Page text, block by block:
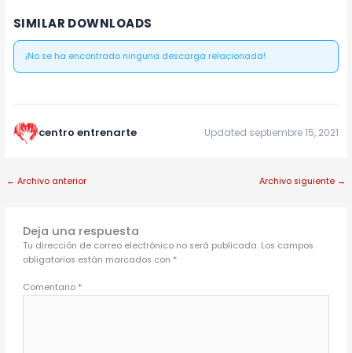
SIMILAR DOWNLOADS
¡No se ha encontrado ninguna descarga relacionada!
centro entrenarte Updated septiembre 15, 2021
← Archivo anterior Archivo siguiente →
Deja una respuesta
Tu dirección de correo electrónico no será publicada. Los campos
obligatorios están marcados con *
Comentario *